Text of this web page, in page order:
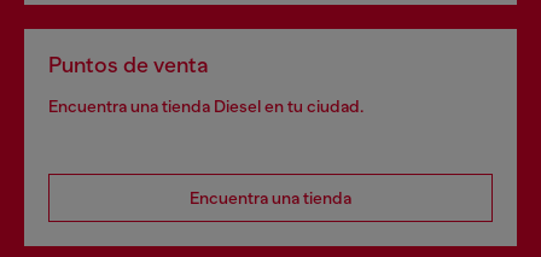
Puntos de venta
Encuentra una tienda Diesel en tu ciudad.
Encuentra una tienda